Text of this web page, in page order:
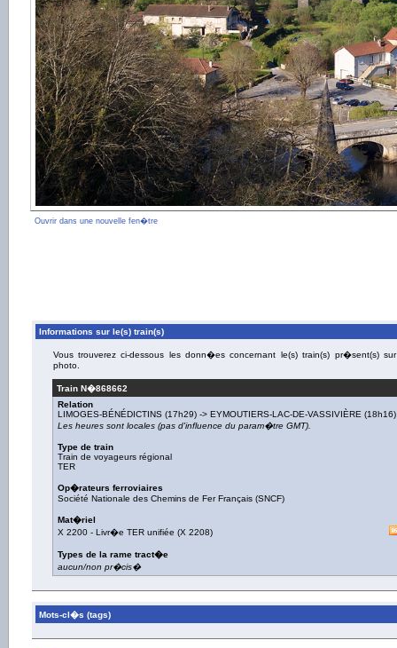
Ouvrir dans une nouvelle fen�tre
Informations sur le(s) train(s)
Vous trouverez ci-dessous les donn�es concernant le(s) train(s) pr�sent(s)
photo.
Train N�868662
Relation
LIMOGES-BÉNÉDICTINS (17h29) -> EYMOUTIERS-LAC-DE-VASSIVIÈRE (18h16)
Les heures sont locales (pas d'influence du param�tre GMT).
Type de train
Train de voyageurs régional
TER
Op�rateurs ferroviaires
Société Nationale des Chemins de Fer Français (SNCF)
Mat�riel
X 2200 - Livr�e TER unifiée (X 2208)
Types de la rame tract�e
aucun/non pr�cis�
Mots-cl�s (tags)